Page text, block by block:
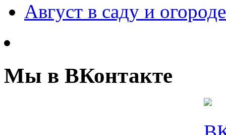
Август в саду и огороде
Мы в ВКонтакте